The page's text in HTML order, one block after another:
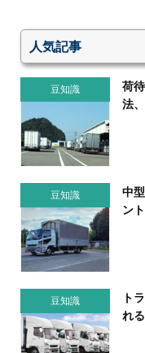
人気記事
豆知識
荷
法
豆知識
中
ン
豆知識
ト
れ